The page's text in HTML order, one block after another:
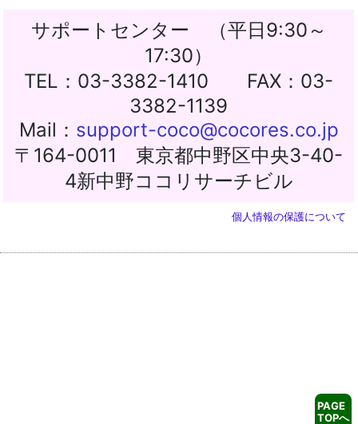
PAGE
TOPへ
サポートセンター （平日9:30～
17:30）
TEL：03-3382-1410 FAX：03-
3382-1139
Mail： support-coco@cocores.co.jp
〒164-0011 東京都中野区中央3-40-
4新中野ココリサーチビル
個人情報の保護について